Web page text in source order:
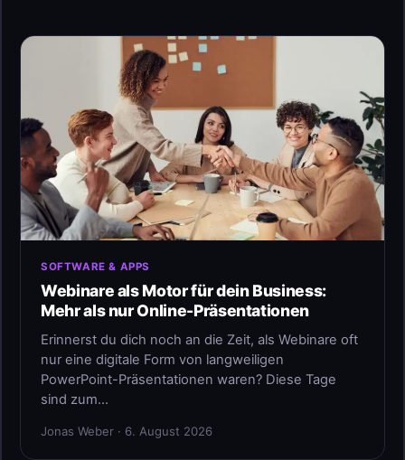
SOFTWARE & APPS
Webinare als Motor für dein Business:
Mehr als nur Online-Präsentationen
Erinnerst du dich noch an die Zeit, als Webinare oft
nur eine digitale Form von langweiligen
PowerPoint-Präsentationen waren? Diese Tage
sind zum…
Jonas Weber · 6. August 2026